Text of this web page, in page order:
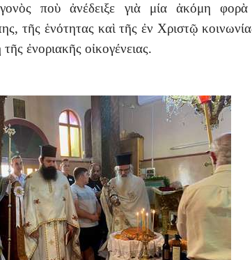
ποὺ ἀνέδειξε γιὰ μία ἀκόμη φορὰ
τῆς ἑνότητας καὶ τῆς ἐν Χριστῷ
ἐνοριακῆς οἰκογένειας.